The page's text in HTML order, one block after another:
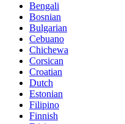
Bengali
Bosnian
Bulgarian
Cebuano
Chichewa
Corsican
Croatian
Dutch
Estonian
Filipino
Finnish